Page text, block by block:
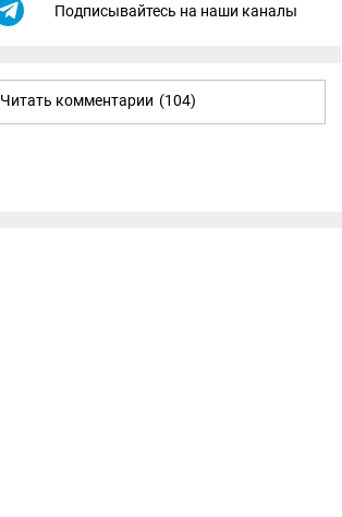
Подписывайтесь на наши каналы
Читать комментарии (104)